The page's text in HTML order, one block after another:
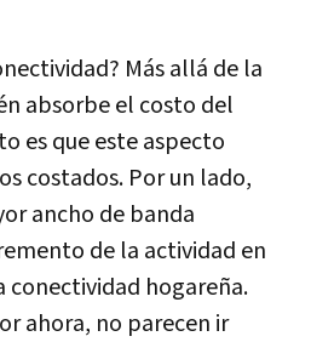
Más allá de la
absorbe el costo del
es que este aspecto
costados. Por un lado,
ancho de banda
de la actividad en
conectividad hogareña.
ahora, no parecen ir